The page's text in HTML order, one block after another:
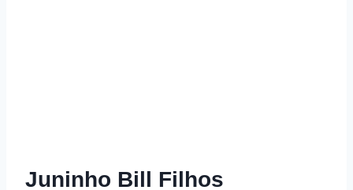
Juninho Bill Filhos